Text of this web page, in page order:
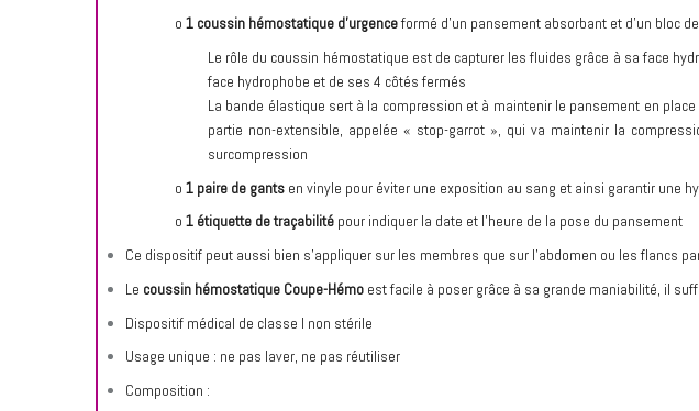
o 1 coussin hémostatique d’urgenceformé d’un pansement absorbant et d’un bloc
Le rôle du coussin hémostatique est de capturer les fluides grâce à sa face
face hydrophobe et de ses 4 côtés fermés
La bande élastique sert à la compression et à maintenir le pansement en
partie non-extensible, appelée « stop-garrot », qui va maintenir la
surcompression
o 1 paire de gants en vinyle pour éviter une exposition au sang et ainsi garantir une
o 1 étiquette de traçabilité pour indiquer la date et l’heure de la pose du pansement
Ce dispositif peut aussi bien s’appliquer sur les membres que sur l’abdomen ou les flancs
Le coussin hémostatique Coupe-Hémo est facile à poser grâce à sa grande maniabilité, il
Dispositif médical de classe I non stérile
Usage unique : ne pas laver, ne pas réutiliser
Composition :